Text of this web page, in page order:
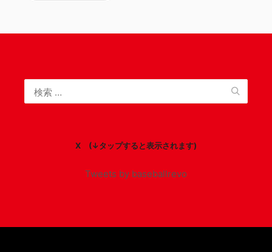
X (↓タップすると表示されます)
Tweets by baseballrevo